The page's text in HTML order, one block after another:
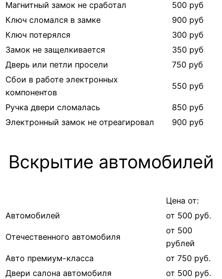
Магнитный замок не сработал
500 руб
Ключ сломался в замке
900 руб
Ключ потерялся
300 руб
Замок не защелкивается
350 руб
Дверь или петли просели
750 руб
Сбои в работе электронных
компонентов
550 руб
Ручка двери сломалась
850 руб
Электронный замок не отреагировал
900 руб
Вскрытие автомобилей
Цена от:
Автомобилей
от 500 руб.
Отечественного автомобиля
от 500
рублей
Авто премиум-класса
от 750 руб.
Двери салона автомобиля
от 500 руб.